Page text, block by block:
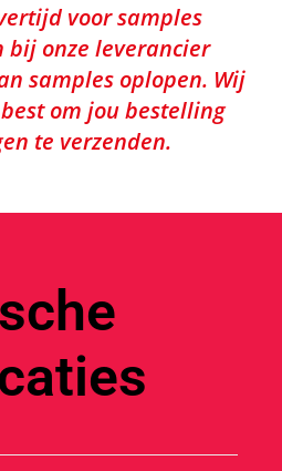
voor samples
bij onze leverancier
samples oplopen. Wij
om jou bestelling
te verzenden.